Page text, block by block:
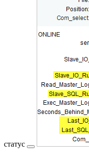
статус